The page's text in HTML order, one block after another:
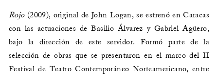
Rojo (2009), original de John Logan, se estrenó en Caracas
con las actuaciones de Basilio Álvarez y Gabriel Agüero,
bajo la dirección de este servidor. Formó parte de la
selección de obras que se presentaron en el marco del II
Festival de Teatro Contemporáneo Norteamericano, entre